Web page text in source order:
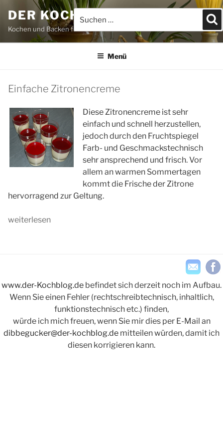
Inhalt
springen
DER KOCHBLOG
Kochen und Backen für JEDEFRAU & JEDERMANN
Suchen
nach:
Menü
Einfache Zitronencreme
Diese Zitronencreme ist sehr
einfach und schnell herzustellen,
jedoch durch den Fruchtspiegel
Farb- und Geschmackstechnisch
sehr ansprechend und frisch. Vor
allem an warmen Sommertagen
kommt die Frische der Zitrone
hervorragend zur Geltung.
„Einfache
weiterlesen
www.der-Kochblog.de befindet sich derzeit noch im Aufbau.
Wenn Sie einen Fehler (rechtschreibtechnisch, inhaltlich,
funktionstechnisch etc.) finden,
würde ich mich freuen, wenn Sie mir dies per E-Mail an
dibbegucker@der-kochblog.de mitteilen würden, damit ich
diesen korrigieren kann.